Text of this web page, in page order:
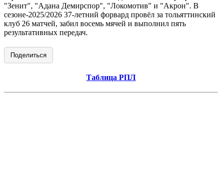
"Зенит", "Адана Демирспор", "Локомотив" и "Акрон". В
сезоне-2025/2026 37‑летний форвард провёл за тольяттинский
клуб 26 матчей, забил восемь мячей и выполнил пять
результативных передач.
Поделиться
Таблица РПЛ